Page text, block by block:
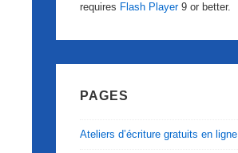
requires Flash Player9 or better.
PAGES
Ateliers d’écriture gratuits en ligne